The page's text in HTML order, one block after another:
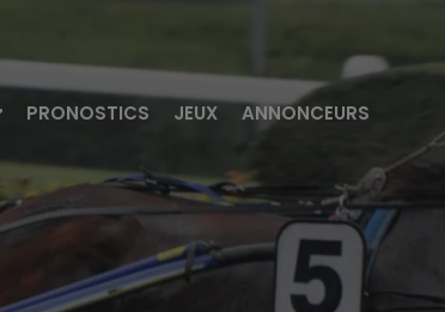
PRONOSTICS JEUX ANNONCEURS